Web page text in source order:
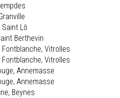
Lô
Berthevin
Vitrolles
Vitrolles
Annemasse
Annemasse
Beynes